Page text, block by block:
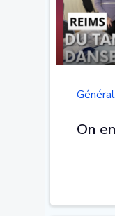
Général
On